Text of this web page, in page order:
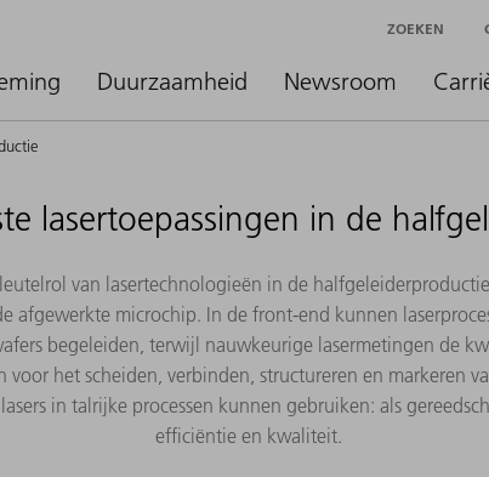
Duurzaamheid Newsroom
ZOEKEN
lasertoepassingen in de
van lasertechnologieën in de
afgewerkte microchip. In de front-end kunnen
begeleiden, terwijl nauwkeurige lasermetingen de
voor het scheiden, verbinden, structureren en markeren
in talrijke processen kunnen gebruiken: als
efficiëntie en kwaliteit.